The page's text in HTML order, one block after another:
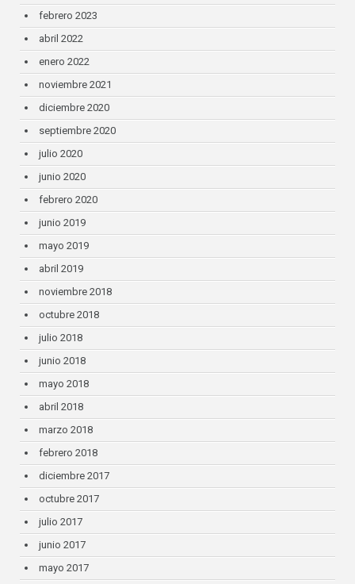
febrero 2023
abril 2022
enero 2022
noviembre 2021
diciembre 2020
septiembre 2020
julio 2020
junio 2020
febrero 2020
junio 2019
mayo 2019
abril 2019
noviembre 2018
octubre 2018
julio 2018
junio 2018
mayo 2018
abril 2018
marzo 2018
febrero 2018
diciembre 2017
octubre 2017
julio 2017
junio 2017
mayo 2017